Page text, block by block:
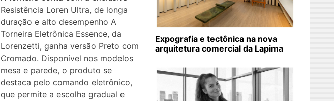
Resistência Loren Ultra, de longa
duração e alto desempenho A
Torneira Eletrônica Essence, da
Lorenzetti, ganha versão Preto com
Cromado. Disponível nos modelos
mesa e parede, o produto se
destaca pelo comando eletrônico,
que permite a escolha gradual e
Expografia e tectônica na nova
arquitetura comercial da Lapima